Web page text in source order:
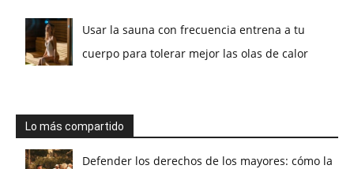
Usar la sauna con frecuencia entrena a tu
cuerpo para tolerar mejor las olas de calor
Lo más compartido
Defender los derechos de los mayores: cómo la